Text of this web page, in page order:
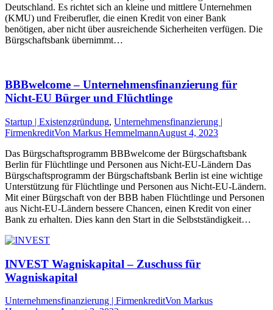
Deutschland. Es richtet sich an kleine und mittlere Unternehmen
(KMU) und Freiberufler, die einen Kredit von einer Bank
benötigen, aber nicht über ausreichende Sicherheiten verfügen. Die
Bürgschaftsbank übernimmt…
BBBwelcome – Unternehmensfinanzierung für
Nicht-EU Bürger und Flüchtlinge
Startup | Existenzgründung, Unternehmensfinanzierung |
FirmenkreditVon Markus HemmelmannAugust 4, 2023
Das Bürgschaftsprogramm BBBwelcome der Bürgschaftsbank
Berlin für Flüchtlinge und Personen aus Nicht-EU-Ländern Das
Bürgschaftsprogramm der Bürgschaftsbank Berlin ist eine wichtige
Unterstützung für Flüchtlinge und Personen aus Nicht-EU-Ländern.
Mit einer Bürgschaft von der BBB haben Flüchtlinge und Personen
aus Nicht-EU-Ländern bessere Chancen, einen Kredit von einer
Bank zu erhalten. Dies kann den Start in die Selbstständigkeit…
INVEST Wagniskapital – Zuschuss für
Wagniskapital
Unternehmensfinanzierung | FirmenkreditVon Markus